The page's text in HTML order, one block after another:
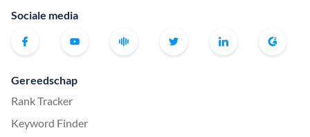
Sociale media
Gereedschap
Rank Tracker
Keyword Finder